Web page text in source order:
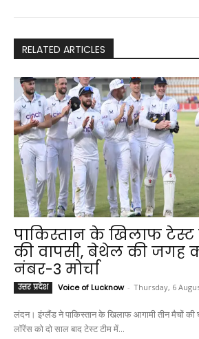
RELATED ARTICLES
पाकिस्तान के खिलाफ टेस्ट
की वापसी, बेथेल की जगह
नंबर-3 मोर्चा
उत्तर प्रदेश Voice of Lucknow - Thursday, 6
लंदन। इंग्लैंड ने पाकिस्तान के खिलाफ आगामी तीन मैचों
लॉरेंस को दो साल बाद टेस्ट टीम में...